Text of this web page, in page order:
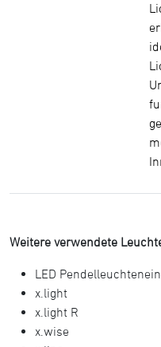
Weitere verwendete
LED
x.light
x.light R
x.wise